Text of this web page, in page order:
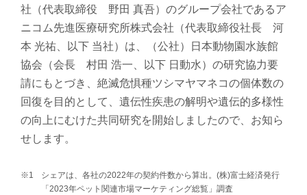
社（代表取締役 野田 真吾）のグループ会社であるア
ニコム先進医療研究所株式会社（代表取締役社長 河
本 光祐、以下 当社）は、（公社）日本動物園水族館
協会（会長 村田 浩一、以下 日動水）の研究協力要
請にもとづき、絶滅危惧種ツシマヤマネコの個体数の
回復を目的として、遺伝性疾患の解明や遺伝的多様性
の向上にむけた共同研究を開始しましたので、お知ら
せします。
※1
シェアは、各社の2022年の契約件数から算出。(株)富士経済発行
「2023年ペット関連市場マーケティング総覧」調査